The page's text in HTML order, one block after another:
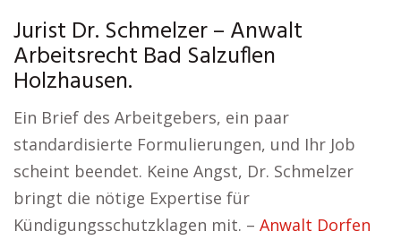
Jurist Dr. Schmelzer – Anwalt
Arbeitsrecht Bad Salzuflen
Holzhausen.
Ein Brief des Arbeitgebers, ein paar
standardisierte Formulierungen, und Ihr Job
scheint beendet. Keine Angst, Dr. Schmelzer
bringt die nötige Expertise für
Kündigungsschutzklagen mit. – Anwalt Dorfen